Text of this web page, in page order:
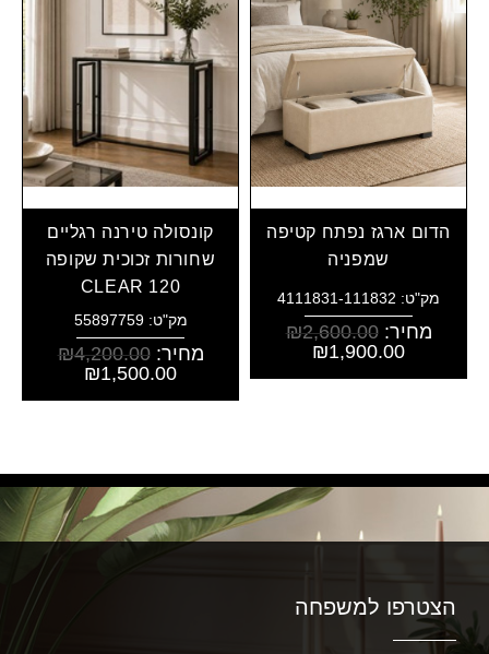
הדום ארגז נפתח קטיפה
שמפניה
מק"ט: 4111831-111832
מחיר: ₪2,600.00
₪1,900.00
קונסולה טירנה רגליים
שחורות זכוכית שקופה
CLEAR 120
מק"ט: 55897759
מחיר: ₪4,200.00
₪1,500.00
הצטרפו למשפחה